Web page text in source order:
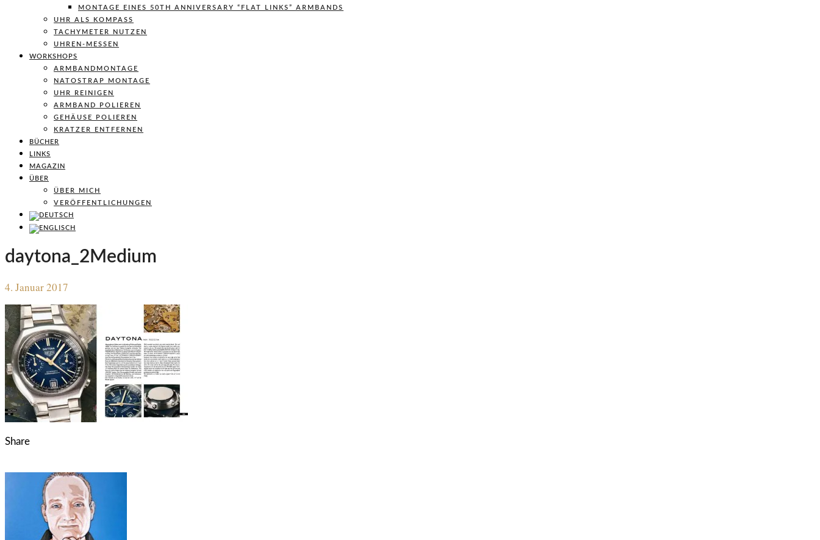
MONTAGE EINES 50TH ANNIVERSARY “FLAT LINKS” ARMBANDS
UHR ALS KOMPASS
TACHYMETER NUTZEN
UHREN-MESSEN
WORKSHOPS
ARMBANDMONTAGE
NATOSTRAP MONTAGE
UHR REINIGEN
ARMBAND POLIEREN
GEHÄUSE POLIEREN
KRATZER ENTFERNEN
BÜCHER
LINKS
MAGAZIN
ÜBER
ÜBER MICH
VERÖFFENTLICHUNGEN
daytona_2Medium
4. Januar 2017
Share